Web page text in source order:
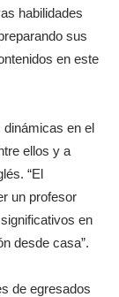
habilidades
sus
en este
dinámicas en el
ellos y a
“El
un profesor
en
desde casa”.
de egresados